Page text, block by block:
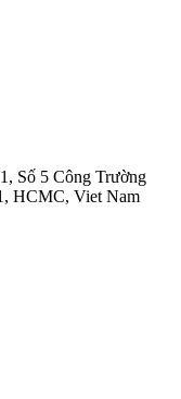
Số 5 Công Trường
HCMC, Viet Nam